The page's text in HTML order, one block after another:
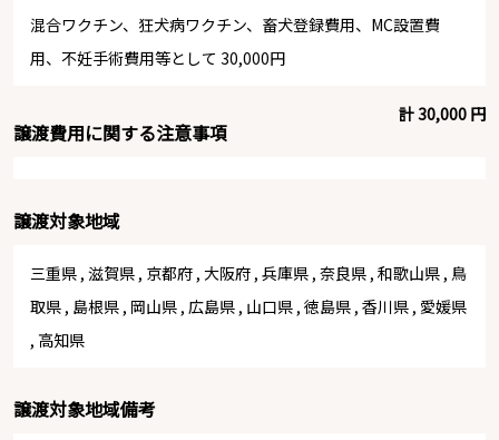
混合ワクチン、狂犬病ワクチン、畜犬登録費用、MC設置費
用、不妊手術費用等として 30,000円
計 30,000 円
譲渡費用に関する注意事項
譲渡対象地域
三重県 , 滋賀県 , 京都府 , 大阪府 , 兵庫県 , 奈良県 , 和歌山県 , 鳥
取県 , 島根県 , 岡山県 , 広島県 , 山口県 , 徳島県 , 香川県 , 愛媛県
, 高知県
譲渡対象地域備考